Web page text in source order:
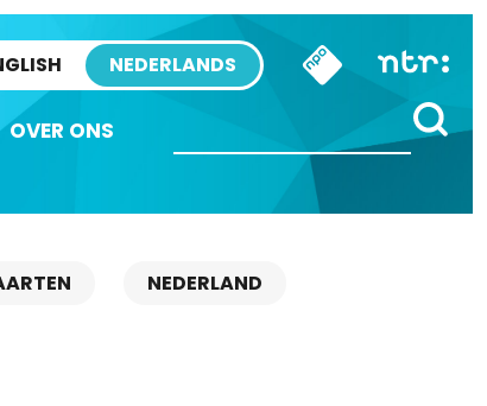
NEDERLANDS
OVER ONS
NEDERLAND